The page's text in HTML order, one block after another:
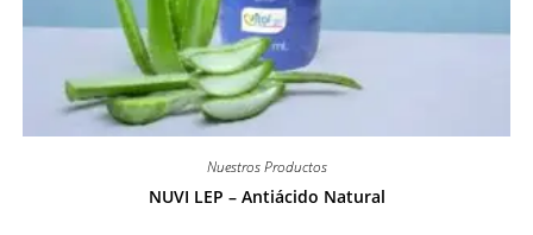
Nuestros Productos
NUVI LEP – Antiácido Natural